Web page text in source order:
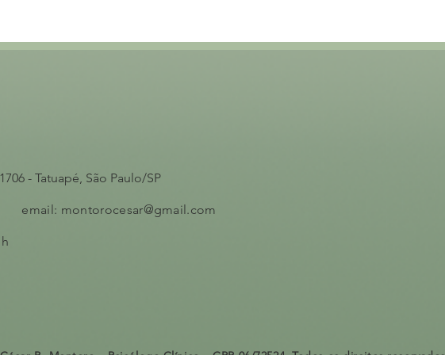
Critérios Diagnósticos do TPB
- Tatuapé, São Paulo/SP
email: montorocesar@gmail.com